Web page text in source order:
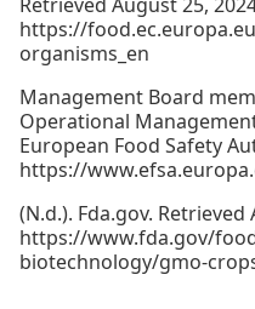
https://
organisms_en
Management Board
Operational
European Food Safety
https://
(N.d.). Fda.gov.
https://www.fda.gov/
biotechnology/gmo-